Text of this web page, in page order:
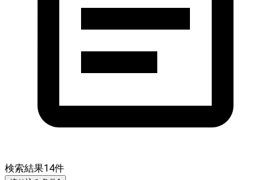
検索結果14件